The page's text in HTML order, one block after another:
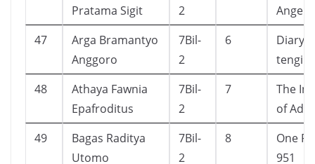
Pratama Sigit
2
Angel
47
Arga Bramantyo
Anggoro
7Bil-
2
6
Diary
tengil
48
Athaya Fawnia
Epafroditus
7Bil-
2
7
The
of
49
Bagas Raditya
Utomo
7Bil-
2
8
One
951